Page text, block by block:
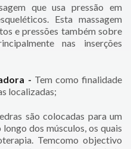
que usa pressão em
Esta massagem
e pressões também sobre
nas inserções
- Tem como finalidade
localizadas;
são colocadas para um
dos músculos, os quais
Temcomo objectivo